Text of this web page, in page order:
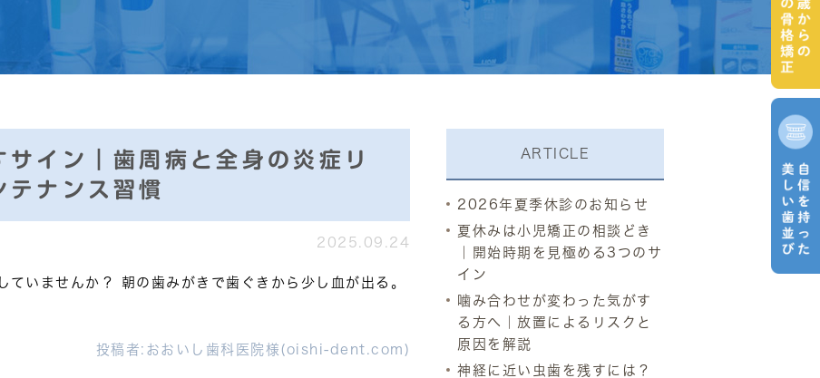
小児歯科 小児矯正（咬合育成/プレオルソ） マタニティー歯科
イン｜歯周病と全身の炎症リ
テナンス習慣
2025.09.24
ていませんか？ 朝の歯みがきで歯ぐきから少し血が出る。
投稿者: おおいし歯科医院様(oishi-dent.com)
ARTICLE
2026年夏季休診のお知らせ
夏休みは小児矯正の相談どき
｜開始時期を見極める3つのサ
イン
噛み合わせが変わった気がす
る方へ｜放置によるリスクと
原因を解説
神経に近い虫歯を残すには？